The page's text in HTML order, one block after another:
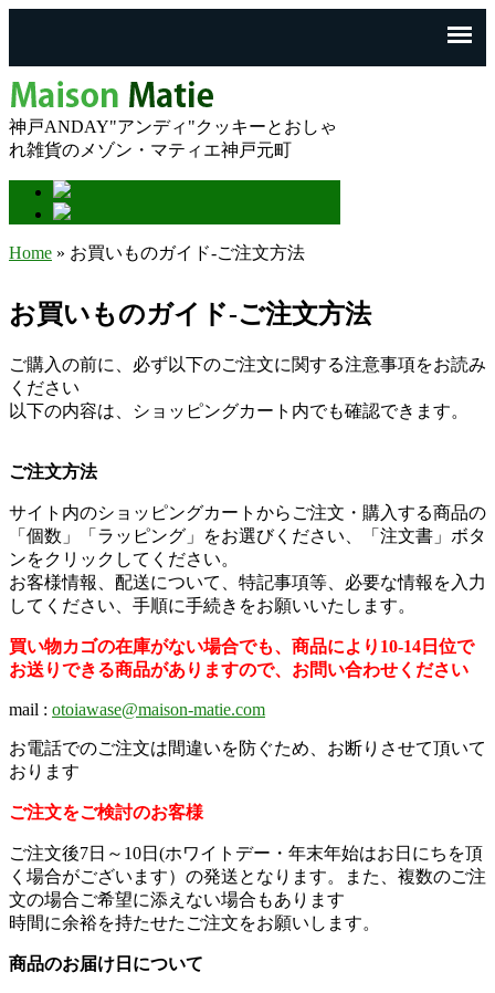
神戸ANDAY"アンディ"クッキーとおしゃ
れ雑貨のメゾン・マティエ神戸元町
Home » お買いものガイド-ご注文方法
お買いものガイド-ご注文方法
ご購入の前に、必ず以下のご注文に関する注意事項をお読み
ください
以下の内容は、ショッピングカート内でも確認できます。
ご注文方法
サイト内のショッピングカートからご注文・購入する商品の
「個数」「ラッピング」をお選びください、「注文書」ボタ
ンをクリックしてください。
お客様情報、配送について、特記事項等、必要な情報を入力
してください、手順に手続きをお願いいたします。
買い物カゴの在庫がない場合でも、商品により10-14日位で
お送りできる商品がありますので、お問い合わせください
mail : otoiawase@maison-matie.com
お電話でのご注文は間違いを防ぐため、お断りさせて頂いて
おります
ご注文をご検討のお客様
ご注文後7日～10日(ホワイトデー・ 年末年始はお日にちを頂
く場合がございます） の発送となります。また、複数のご注
文の場合ご希望に添えない場合もあります
時間に余裕を持たせたご注文をお願いします。
商品のお届け日について